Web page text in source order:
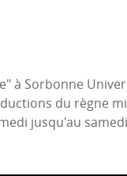
à Sorbonne
du règne
jusqu'au